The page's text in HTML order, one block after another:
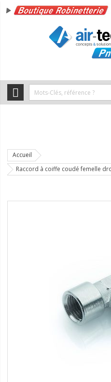
Accueil
Raccord à coiffe coudé femelle